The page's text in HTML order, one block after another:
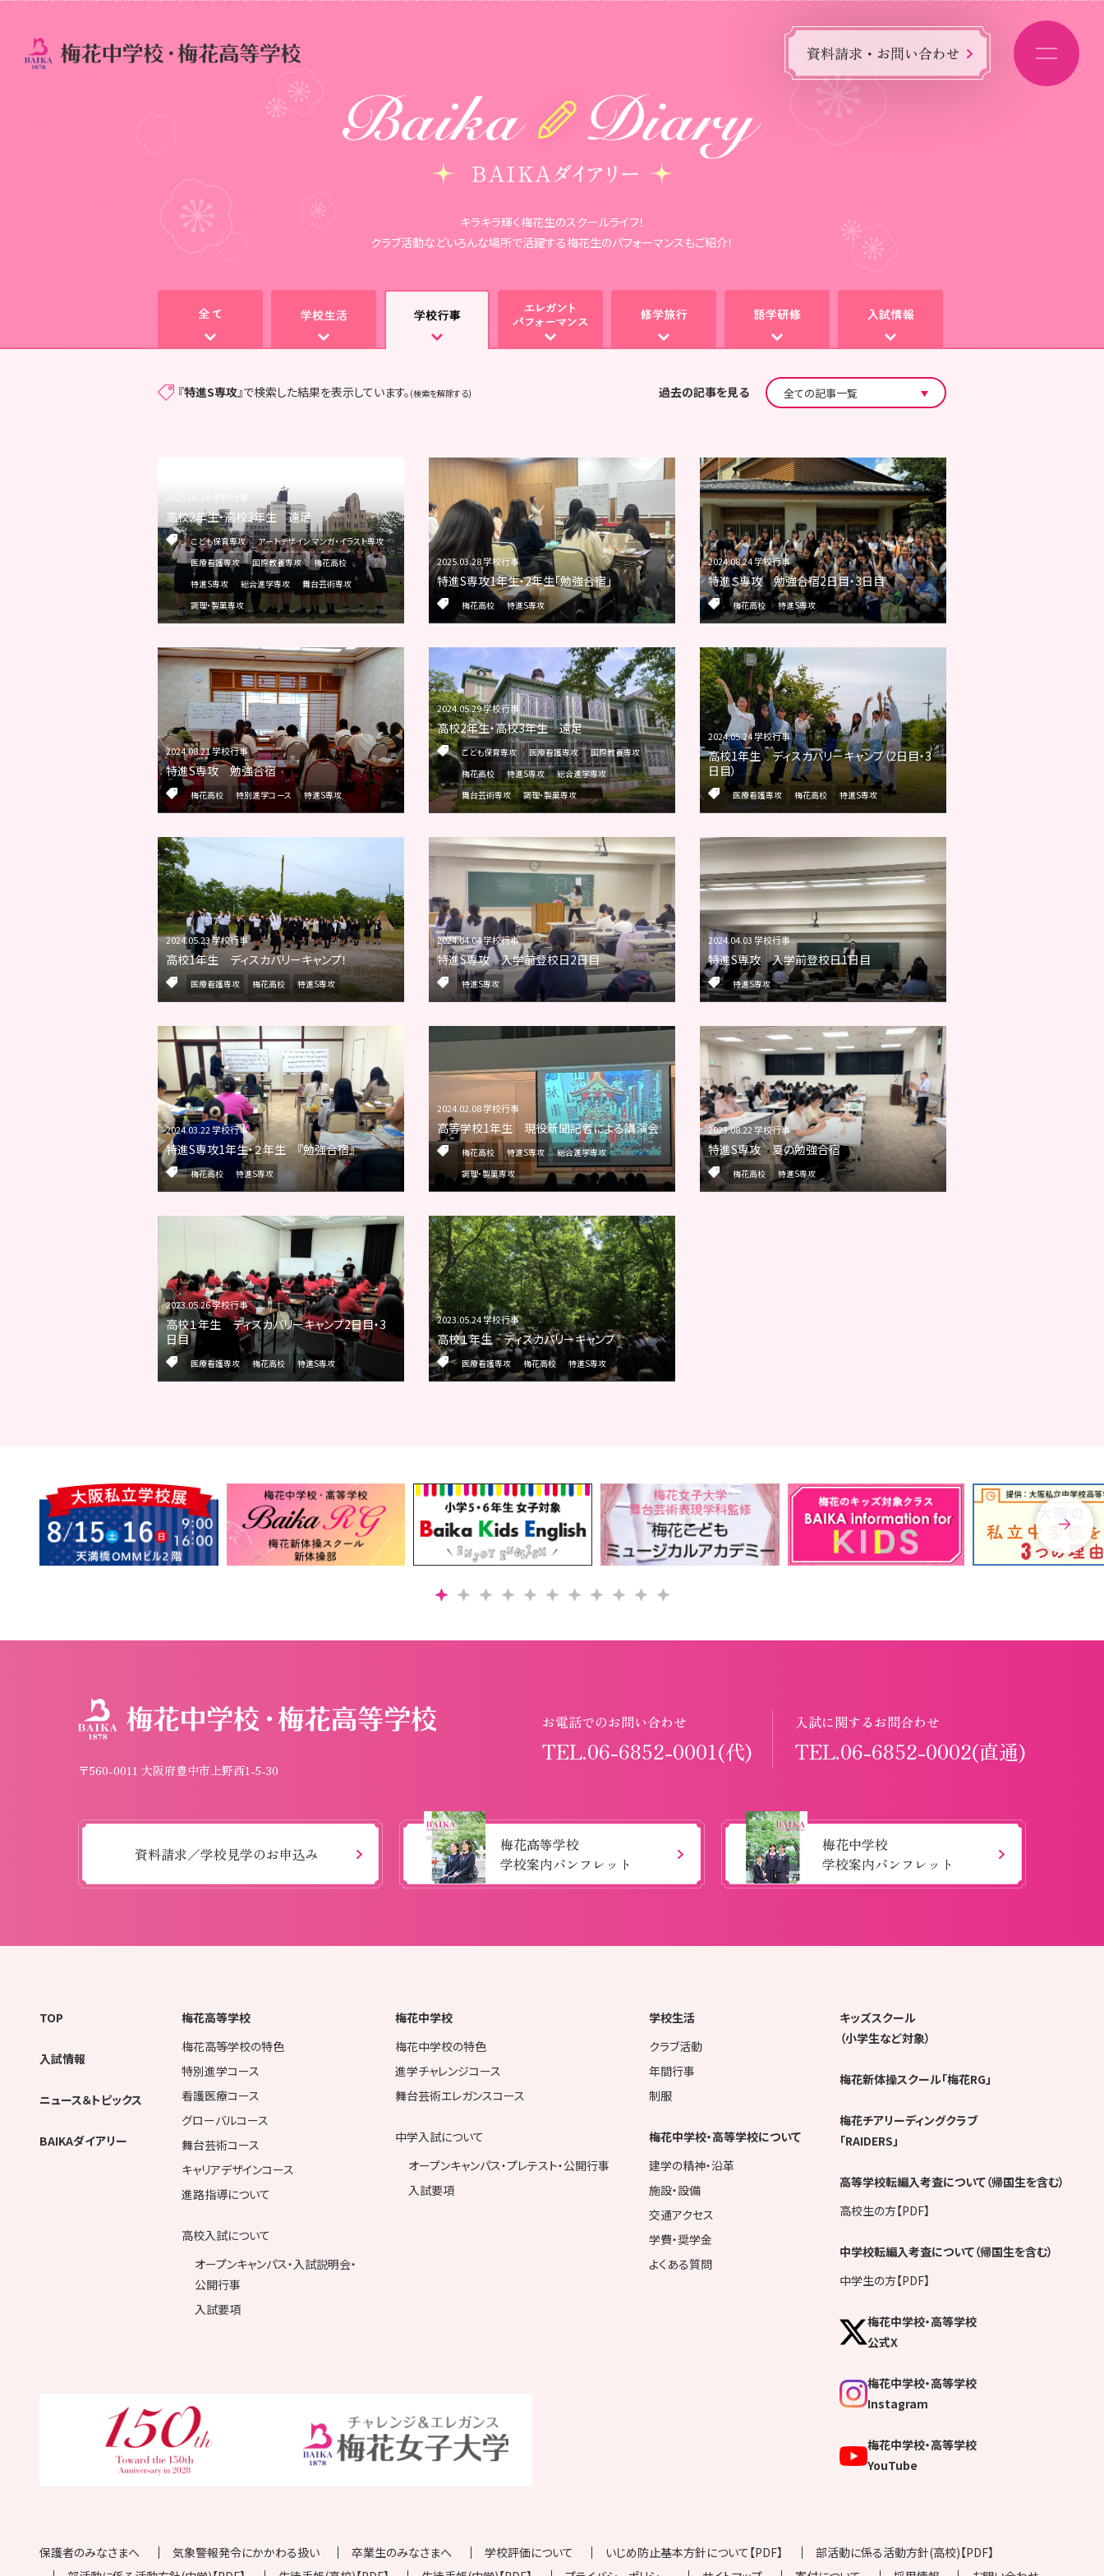
資料請求・お問い合わせ
キラキラ輝く梅花生のスクールライフ！
クラブ活動などいろんな場所で活躍する梅花生のパフォーマンスもご紹介！
『特進S専攻』で検索した結果を表示しています。 (検索を解除する) 過去の記事を見る
高校2年生・高校3年生 遠足
こども保育専攻
アートデザイン マンガ・イラスト専攻
医療看護専攻
国際教養専攻
梅花高校
特進S専攻
総合進学専攻
舞台芸術専攻
調理・製菓専攻
2025.03.28 学校行事
特進S専攻1年生・2年生「勉強合宿」
梅花高校 特進S専攻
2024.08.24 学校行事
特進Ｓ専攻 勉強合宿2日目・3日目
梅花高校 特進S専攻
2024.08.21 学校行事
特進S専攻 勉強合宿
梅花高校 特別進学コース 特進S専攻
2024.05.29 学校行事
高校2年生・高校3年生 遠足
こども保育専攻 医療看護専攻
国際教養専攻
梅花高校
特進S専攻
総合進学専攻
舞台芸術専攻
調理・製菓専攻
2024.05.24 学校行事
高校1年生 ディスカバリーキャンプ（2日目・3
日目）
医療看護専攻 梅花高校 特進S専攻
2024.05.23 学校行事
高校1年生 ディスカバリーキャンプ！
医療看護専攻 梅花高校 特進S専攻
2024.04.04 学校行事
特進S専攻 入学前登校日2日目
特進S専攻
2024.04.03 学校行事
特進S専攻 入学前登校日1日目
特進S専攻
2024.03.22 学校行事
特進S専攻1年生・２年生 『勉強合宿』
梅花高校 特進S専攻
2024.02.08 学校行事
高等学校1年生 現役新聞記者による講演会
梅花高校 特進S専攻
総合進学専攻
調理・製菓専攻
2023.08.22 学校行事
特進S専攻 夏の勉強合宿
梅花高校 特進S専攻
2023.05.26 学校行事
高校１年生 ディスカバリーキャンプ2日目・3
日目
医療看護専攻 梅花高校 特進S専攻
2023.05.24 学校行事
高校１年生 ディスカバリーキャンプ
医療看護専攻 梅花高校 特進S専攻
〒560-0011 大阪府豊中市上野西1-5-30
お電話でのお問い合わせ
TEL.06-6852-0001(代)
入試に関するお問合わせ
TEL.06-6852-0002(直通)
資料請求／学校見学のお申込み
梅花高等学校
学校案内パンフレット
梅花中学校
学校案内パンフレット
TOP
入試情報
ニュース＆トピックス
BAIKAダイアリー
梅花高等学校
梅花高等学校の特色
特別進学コース
看護医療コース
グローバルコース
舞台芸術コース
キャリアデザインコース
進路指導について
高校入試について
オープンキャンパス・入試説明会・
公開行事
入試要項
梅花中学校
梅花中学校の特色
進学チャレンジコース
舞台芸術エレガンスコース
中学入試について
オープンキャンパス・プレテスト・公開行事
入試要項
学校生活
クラブ活動
年間行事
制服
梅花中学校・高等学校について
建学の精神・沿革
施設・設備
交通アクセス
学費・奨学金
よくある質問
キッズスクール
（小学生など対象）
梅花新体操スクール「梅花RG」
梅花チアリーディングクラブ
「RAIDERS」
高等学校転編入考査について（帰国生を含む）
高校生の方【PDF】
中学校転編入考査について（帰国生を含む）
中学生の方【PDF】
梅花中学校・高等学校
公式X
梅花中学校・高等学校
Instagram
梅花中学校・高等学校
YouTube
保護者のみなさまへ 気象警報発令にかかわる扱い 卒業生のみなさまへ 学校評価について いじめ防止基本方針について【PDF】
部活動に係る活動方針(高校)【PDF】